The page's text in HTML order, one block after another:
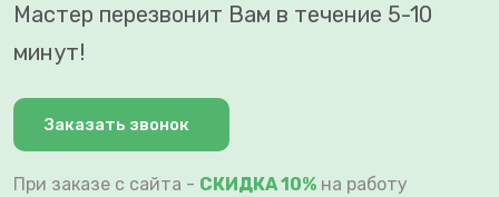
Мастер перезвонит Вам в течение 5-10
минут!
Заказать звонок
При заказе с сайта - СКИДКА 10% на работу